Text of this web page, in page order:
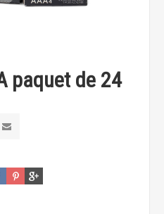
paquet de 24